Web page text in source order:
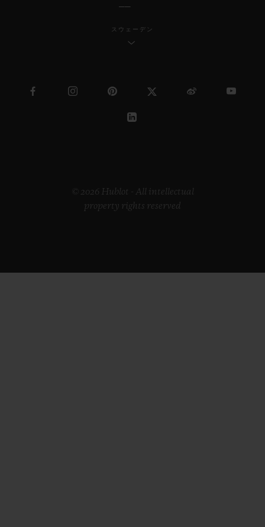
スウェーデン
© 2026 Hublot - All intellectual
property rights reserved